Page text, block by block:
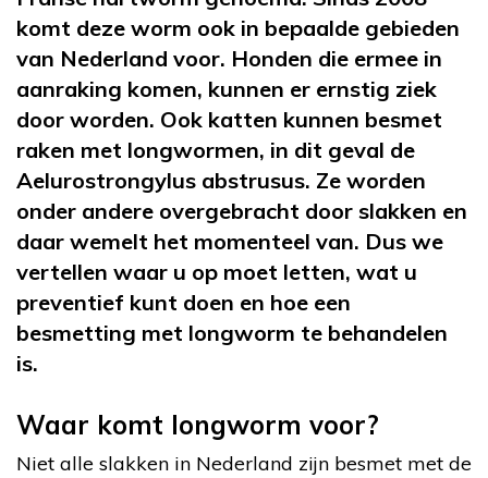
komt deze worm ook in bepaalde gebieden
van Nederland voor. Honden die ermee in
aanraking komen, kunnen er ernstig ziek
door worden. Ook katten kunnen besmet
raken met longwormen, in dit geval de
Aelurostrongylus abstrusus. Ze worden
onder andere overgebracht door slakken en
daar wemelt het momenteel van. Dus we
vertellen waar u op moet letten, wat u
preventief kunt doen en hoe een
besmetting met longworm te behandelen
is.
Waar komt longworm voor?
Niet alle slakken in Nederland zijn besmet met de